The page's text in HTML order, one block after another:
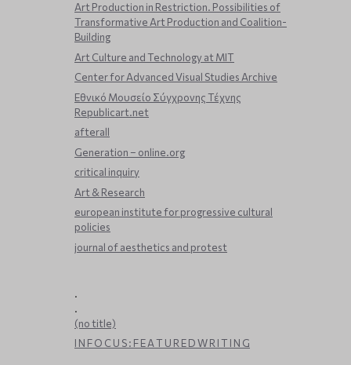
Art Production in Restriction. Possibilities of
Transformative Art Production and Coalition-
Building
Art Culture and Technology at MIT
Center for Advanced Visual Studies Archive
Εθνικό Μουσείο Σύγχρονης Τέχνης
Republicart.net
afterall
Generation – online.org
critical inquiry
Art & Research
european institute for progressive cultural
policies
journal of aesthetics and protest
.
.
(no title)
I N F O C U S : F E A T U R E D W R I T I N G